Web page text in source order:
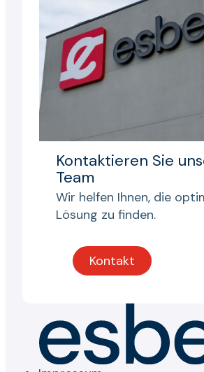
Kontaktieren Sie
Team
Wir helfen Ihnen, die
Lösung zu finden.
Kontakt